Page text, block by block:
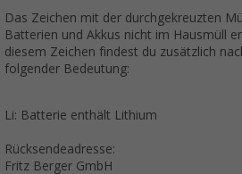
Das Zeichen mit der durchgekreuzten
Batterien und Akkus nicht im Hausmüll
diesem Zeichen findest du zusätzlich
folgender Bedeutung:
Li: Batterie enthält Lithium
Rücksendeadresse:
Fritz Berger GmbH